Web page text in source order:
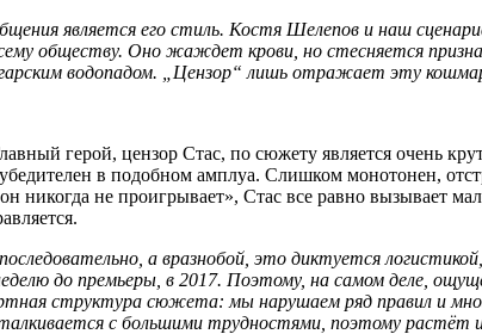
является его стиль. Костя Шелепов и наш
обществу. Оно жаждет крови, но стесняется
водопадом. „Цензор“ лишь отражает эту
герой, цензор Стас, по сюжету является очень
в подобном амплуа. Слишком монотонен,
никогда не проигрывает», Стас все равно вызывает
а вразнобой, это диктуется
до премьеры, в 2017. Поэтому, на самом деле,
структура сюжета: мы нарушаем ряд правил и
с большими трудностями, поэтому